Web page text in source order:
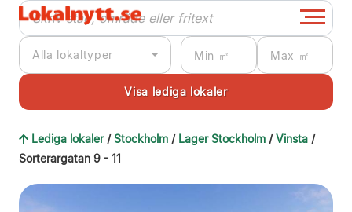
Alla lokaltyper
Lediga lokaler / Stockholm / Lager Stockholm /Vinsta /
Sorterargatan 9 - 11